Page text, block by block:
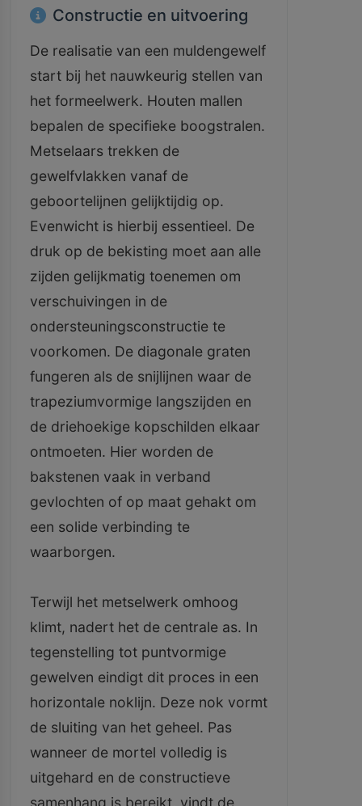
Constructie en uitvoering
De realisatie van een muldengewelf
start bij het nauwkeurig stellen van
het formeelwerk. Houten mallen
bepalen de specifieke boogstralen.
Metselaars trekken de
gewelfvlakken vanaf de
geboortelijnen gelijktijdig op.
Evenwicht is hierbij essentieel. De
druk op de bekisting moet aan alle
zijden gelijkmatig toenemen om
verschuivingen in de
ondersteuningsconstructie te
voorkomen. De diagonale graten
fungeren als de snijlijnen waar de
trapeziumvormige langszijden en
de driehoekige kopschilden elkaar
ontmoeten. Hier worden de
bakstenen vaak in verband
gevlochten of op maat gehakt om
een solide verbinding te
waarborgen.
Terwijl het metselwerk omhoog
klimt, nadert het de centrale as. In
tegenstelling tot puntvormige
gewelven eindigt dit proces in een
horizontale noklijn. Deze nok vormt
de sluiting van het geheel. Pas
wanneer de mortel volledig is
uitgehard en de constructieve
samenhang is bereikt, vindt de